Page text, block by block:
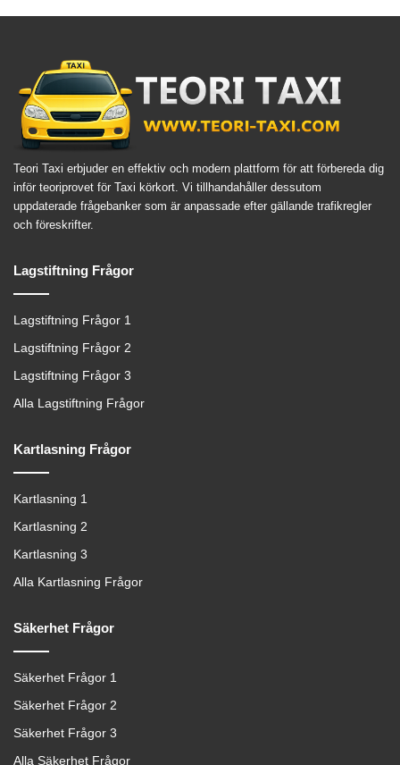
Teori Taxi erbjuder en effektiv och modern plattform för att förbereda dig
inför teoriprovet för Taxi körkort. Vi tillhandahåller dessutom
uppdaterade frågebanker som är anpassade efter gällande trafikregler
och föreskrifter.
Lagstiftning Frågor
Lagstiftning Frågor 1
Lagstiftning Frågor 2
Lagstiftning Frågor 3
Alla Lagstiftning Frågor
Kartlasning Frågor
Kartlasning 1
Kartlasning 2
Kartlasning 3
Alla Kartlasning Frågor
Säkerhet Frågor
Säkerhet Frågor 1
Säkerhet Frågor 2
Säkerhet Frågor 3
Alla Säkerhet Frågor